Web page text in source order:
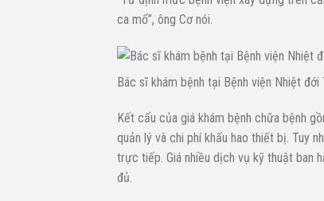
ca mổ”, ông Cơ nói.
Bác sĩ khám bệnh tại Bệnh viện Nhiệt
Kết cấu của giá khám bệnh chữa bệnh
quản lý và chi phí khấu hao thiết bị. Tuy
trực tiếp. Giá nhiều dịch vụ kỹ thuật ban
đủ.